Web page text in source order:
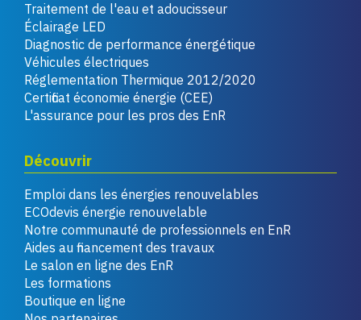
Traitement de l'eau et adoucisseur
Éclairage LED
Diagnostic de performance énergétique
Véhicules électriques
Réglementation Thermique 2012/2020
Certificat économie énergie (CEE)
L'assurance pour les pros des EnR
Découvrir
Emploi dans les énergies renouvelables
ECOdevis énergie renouvelable
Notre communauté de professionnels en EnR
Aides au financement des travaux
Le salon en ligne des EnR
Les formations
Boutique en ligne